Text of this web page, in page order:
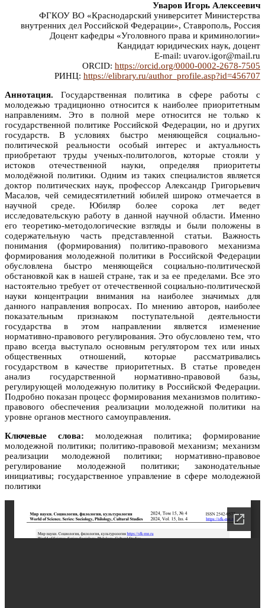
Уваров Игорь Алексеевич
ФГКОУ ВО «Краснодарский университет Министерства
внутренних дел Российской Федерации», Ставрополь, Россия
Доцент кафедры «Уголовного права и криминологии»
Кандидат юридических наук, доцент
E-mail: uvarov.igor@mail.ru
ORCID: https://orcid.org/0000-0002-2678-7505
РИНЦ: https://elibrary.ru/author_profile.asp?id=456707
Аннотация. Государственная политика в сфере работы с
молодежью традиционно относится к наиболее приоритетным
направлениям. Это в полной мере относится не только к
государственной политике Российской Федерации, но и других
государств. В условиях быстро меняющейся социально-
политической реальности особый интерес и актуальность
приобретают труды ученых-политологов, которые стояли у
истоков отечественной науки, определяя приоритеты
молодёжной политики. Одним из таких специалистов является
доктор политических наук, профессор Александр Григорьевич
Масалов, чей семидесятилетний юбилей широко отмечается в
научной среде. Юбиляр более сорока лет ведет
исследовательскую работу в данной научной области. Именно
его теоретико-методологические взгляды и были положены в
содержательную часть представленной статьи. Важность
понимания (формирования) политико-правового механизма
формирования молодежной политики в Российской Федерации
обусловлена быстро меняющейся социально-политической
обстановкой как в нашей стране, так и за ее пределами. Все это
настоятельно требует от отечественной социально-политической
науки концентрации внимания на наиболее значимых для
данного направления вопросах. По мнению авторов, наиболее
показательным признаком поступательной деятельности
государства в этом направлении является изменение
нормативно-правового регулирования. Это обусловлено тем, что
право всегда выступало основным регулятором тех или иных
общественных отношений, которые рассматривались
государством в качестве приоритетных. В статье проведен
анализ государственной нормативно-правовой базы,
регулирующей молодежную политику в Российской Федерации.
Подробно показан процесс формирования механизмов политико-
правового обеспечения реализации молодежной политики на
уровне органов местного самоуправления.
Ключевые слова: молодежная политика; формирование
молодежной политики; политико-правовой механизм; механизм
реализации молодежной политики; нормативно-правовое
регулирование молодежной политики; законодательные
инициативы; государственное управление в сфере молодежной
политики